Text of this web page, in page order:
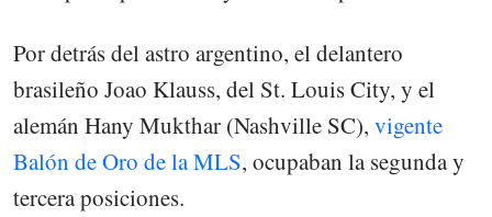
Por detrás del astro argentino, el delantero
brasileño Joao Klauss, del St. Louis City, y el
alemán Hany Mukthar (Nashville SC), vigente
Balón de Oro de la MLS, ocupaban la segunda y
tercera posiciones.